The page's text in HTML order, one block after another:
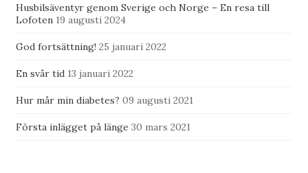
Husbilsäventyr genom Sverige och Norge – En resa till
Lofoten 19 augusti 2024
God fortsättning! 25 januari 2022
En svår tid 13 januari 2022
Hur mår min diabetes? 09 augusti 2021
Första inlägget på länge 30 mars 2021